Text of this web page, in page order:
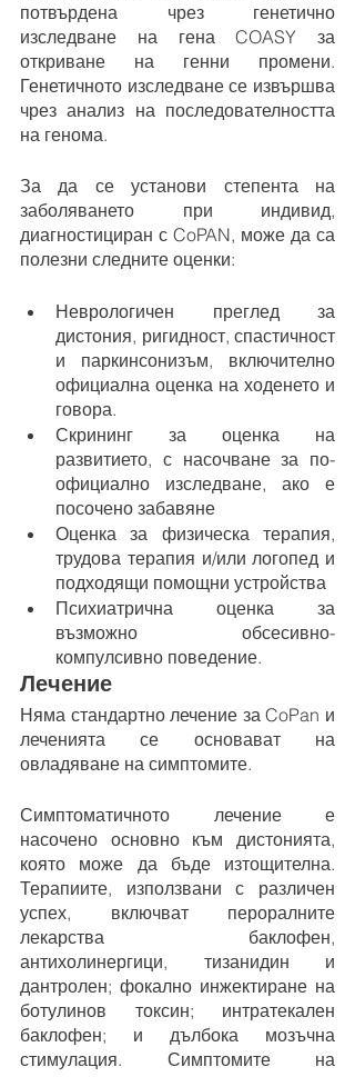
потвърдена чрез генетично
изследване на гена COASY за
откриване на генни промени.
Генетичното изследване се извършва
чрез анализ на последователността
на генома.
За да се установи степента на
заболяването при индивид,
диагностициран с CoPAN, може да са
полезни следните оценки:
Неврологичен преглед за
дистония, ригидност, спастичност
и паркинсонизъм, включително
официална оценка на ходенето и
говора.
Скрининг за оценка на
развитието, с насочване за по-
официално изследване, ако е
посочено забавяне
Оценка за физическа терапия,
трудова терапия и/или логопед и
подходящи помощни устройства
Психиатрична оценка за
възможно обсесивно-
компулсивно поведение.
Лечение
Няма стандартно лечение за CoPan и
леченията се основават на
овладяване на симптомите.
Симптоматичното лечение е
насочено основно към дистонията,
която може да бъде изтощителна.
Терапиите, използвани с различен
успех, включват пероралните
лекарства баклофен,
антихолинергици, тизанидин и
дантролен; фокално инжектиране на
ботулинов токсин; интратекален
баклофен; и дълбока мозъчна
стимулация. Симптомите на